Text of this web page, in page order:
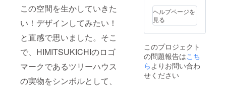
この空間を生かしていきた
い！デザインしてみたい！
と直感で思いました。そこ
で、HIMITSUKICHIのロゴ
マークであるツリーハウス
の実物をシンボルとして、
自己負
担とな
りま
す。
Webサ
イト内
掲載の
企業ロ
タにつ
きまし
ては
メール
での受
いては
権利を
差し上
げられ
合もあ
ります
ので予
めご了
承くだ
ヘルプページを
見る
このプロジェクト
の問題報告はこち
らよりお問い合わ
せください